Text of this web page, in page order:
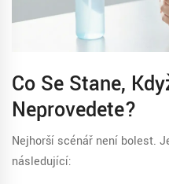
Co Se Stane,
Neprovedete?
Nejhorší scénář není bolest.
následující: